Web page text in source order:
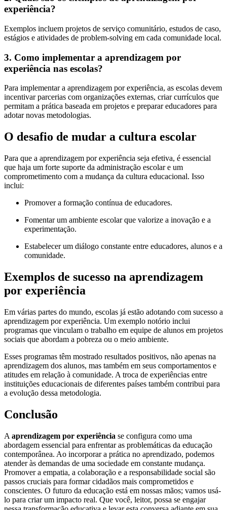
experiência?
Exemplos incluem projetos de serviço comunitário, estudos de caso,
estágios e atividades de problem-solving em cada comunidade local.
3. Como implementar a aprendizagem por
experiência nas escolas?
Para implementar a aprendizagem por experiência, as escolas devem
incentivar parcerias com organizações externas, criar currículos que
permitam a prática baseada em projetos e preparar educadores para
adotar novas metodologias.
O desafio de mudar a cultura escolar
Para que a aprendizagem por experiência seja efetiva, é essencial
que haja um forte suporte da administração escolar e um
comprometimento com a mudança da cultura educacional. Isso
inclui:
Promover a formação contínua de educadores.
Fomentar um ambiente escolar que valorize a inovação e a
experimentação.
Estabelecer um diálogo constante entre educadores, alunos e a
comunidade.
Exemplos de sucesso na aprendizagem
por experiência
Em várias partes do mundo, escolas já estão adotando com sucesso a
aprendizagem por experiência. Um exemplo notório inclui
programas que vinculam o trabalho em equipe de alunos em projetos
sociais que abordam a pobreza ou o meio ambiente.
Esses programas têm mostrado resultados positivos, não apenas na
aprendizagem dos alunos, mas também em seus comportamentos e
atitudes em relação à comunidade. A troca de experiências entre
instituições educacionais de diferentes países também contribui para
a evolução dessa metodologia.
Conclusão
A aprendizagem por experiência se configura como uma
abordagem essencial para enfrentar as problemáticas da educação
contemporânea. Ao incorporar a prática no aprendizado, podemos
atender às demandas de uma sociedade em constante mudança.
Promover a empatia, a colaboração e a responsabilidade social são
passos cruciais para formar cidadãos mais comprometidos e
conscientes. O futuro da educação está em nossas mãos; vamos usá-
lo para criar um impacto real. Que você, leitor, possa se engajar